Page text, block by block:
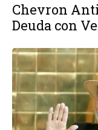
Chevron
Deuda con